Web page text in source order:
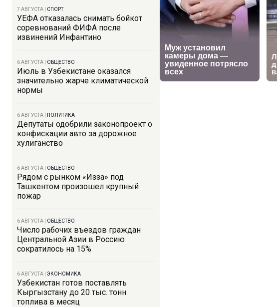
7 АВГУСТА СПОРТ
УЕФА отказалась снимать бойкот
соревнований ФИФА после
извинений Инфантино
6 АВГУСТА ОБЩЕСТВО
Июль в Узбекистане оказался
значительно жарче климатической
нормы
6 АВГУСТА ПОЛИТИКА
Депутаты одобрили законопроект о
конфискации авто за дорожное
хулиганство
6 АВГУСТА ОБЩЕСТВО
Рядом с рынком «Изза» под
Ташкентом произошел крупный
пожар
6 АВГУСТА ОБЩЕСТВО
Число рабочих въездов граждан
Центральной Азии в Россию
сократилось на 15%
6 АВГУСТА ЭКОНОМИКА
Узбекистан готов поставлять
Кыргызстану до 20 тыс. тонн
топлива в месяц